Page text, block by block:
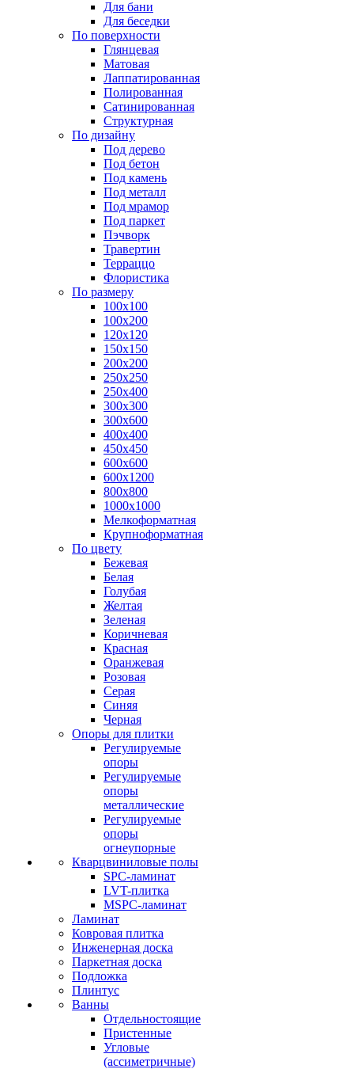
Для бани
Для беседки
По поверхности
Глянцевая
Матовая
Лаппатированная
Полированная
Сатинированная
Структурная
По дизайну
Под дерево
Под бетон
Под камень
Под металл
Под мрамор
Под паркет
Пэчворк
Травертин
Терраццо
Флористика
По размеру
100х100
100х200
120х120
150х150
200х200
250х250
250х400
300х300
300х600
400х400
450х450
600х600
600х1200
800х800
1000х1000
Мелкоформатная
Крупноформатная
По цвету
Бежевая
Белая
Голубая
Желтая
Зеленая
Коричневая
Красная
Оранжевая
Розовая
Серая
Синяя
Черная
Опоры для плитки
Регулируемые
опоры
Регулируемые
опоры
металлические
Регулируемые
опоры
огнеупорные
Кварцвиниловые полы
SPC-ламинат
LVT-плитка
MSPC-ламинат
Ламинат
Ковровая плитка
Инженерная доска
Паркетная доска
Подложка
Плинтус
Ванны
Отдельностоящие
Пристенные
Угловые
(ассиметричные)